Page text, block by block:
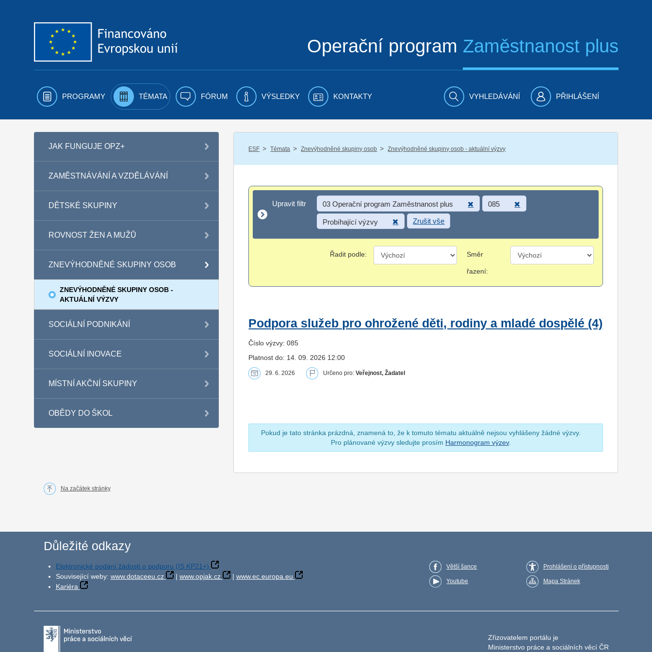
Operační program Zaměstnanost plus
PROGRAMY TÉMATA FÓRUM VÝSLEDKY KONTAKTY VYHLEDÁVÁNÍ PŘIHLÁŠENÍ
JAK FUNGUJE OPZ+
ZAMĚSTNÁVÁNÍ A VZDĚLÁVÁNÍ
DĚTSKÉ SKUPINY
ROVNOST ŽEN A MUŽŮ
ZNEVÝHODNĚNÉ SKUPINY OSOB
ZNEVÝHODNĚNÉ SKUPINY OSOB -
AKTUÁLNÍ VÝZVY
SOCIÁLNÍ PODNIKÁNÍ
SOCIÁLNÍ INOVACE
MÍSTNÍ AKČNÍ SKUPINY
OBĚDY DO ŠKOL
ESF / Témata / Znevýhodněné skupiny osob / Znevýhodněné skupiny osob - aktuální výzvy
Upravit filtr
Upravit filtr 03 Operační program Zaměstnanost plus 085
Probíhající výzvy Zrušit vše
Řadit podle: Směr
řazení:
Podpora služeb pro ohrožené děti, rodiny a mladé dospělé (4)
Číslo výzvy: 085
Platnost do: 14. 09. 2026 12:00
29. 6. 2026 Určeno pro:Veřejnost, Žadatel
Pokud je tato stránka prázdná, znamená to, že k tomuto tématu aktuálně nejsou vyhlášeny žádné výzvy.
Pro plánované výzvy sledujte prosím Harmonogram výzev.
Na začátek stránky
Důležité odkazy
Elektronické podání žádosti o podporu (IS KP21+)
Související weby: www.dotaceeu.cz | www.opjak.cz | www.ec.europa.eu
Kariéra
Větší šance
Youtube
Prohlášení o přístupnosti
Mapa Stránek
Zřizovatelem portálu je
Ministerstvo práce a sociálních věcí ČR